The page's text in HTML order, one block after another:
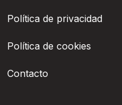
Política de privacidad
Política de cookies
Contacto